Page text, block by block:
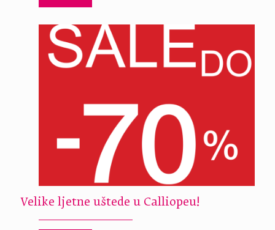
Velike ljetne uštede u Calliopeu!